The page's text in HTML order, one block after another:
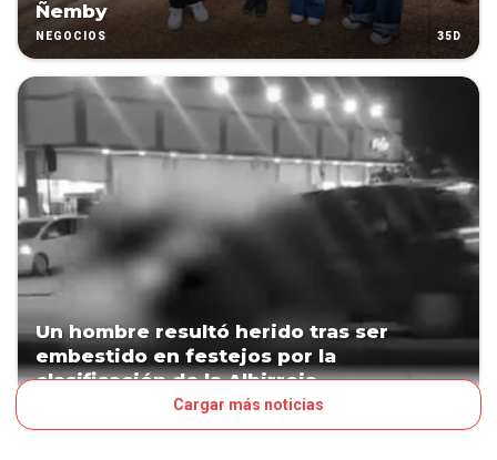
Ñemby
NEGOCIOS 35D
Un hombre resultó herido tras ser
embestido en festejos por la
clasificación de la Albirroja
Cargar más noticias